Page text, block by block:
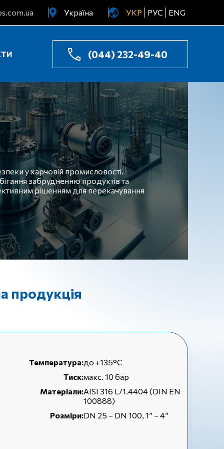
Україна
Узбекистан
Казахстан
УКР РУС ENG
(044) 232-49-40
у харчовій промисловості.
забрудненню продуктів та
рішенням для перекачування
продукція
Температура:до +135°С
Тиск:макс. 10 бар
Матеріали:AISI 316 L/1.4404 (DIN EN
100888)
Розміри:DN 25 – DN 100, 1” – 4”